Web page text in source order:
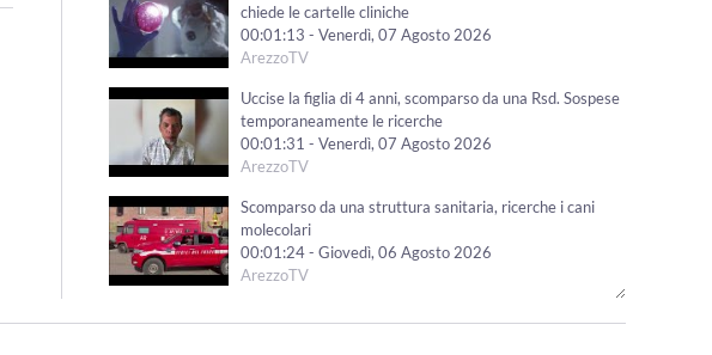
chiede le cartelle cliniche
00:01:13 - Venerdì, 07 Agosto 2026
ArezzoTV
Uccise la figlia di 4 anni, scomparso da una Rsd. Sospese
temporaneamente le ricerche
00:01:31 - Venerdì, 07 Agosto 2026
ArezzoTV
Scomparso da una struttura sanitaria, ricerche i cani
molecolari
00:01:24 - Giovedì, 06 Agosto 2026
ArezzoTV